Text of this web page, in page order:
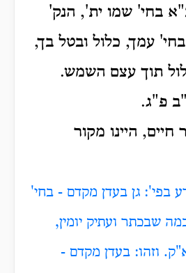
בחי' שמו ית', הנק'
עמך, כלול ובטל בך,
תוך עצם השמש.
פ"ג.
חיים, היינו מקור
בפי': גן בעדן מקדם - בחי'
שבכתר ועתיק יומין,
וזהו: בעדן מקדם -